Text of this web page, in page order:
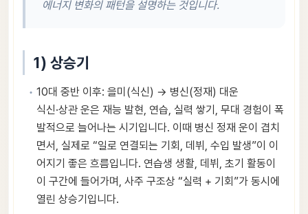
에너지 변화의 패턴을 설명하는 것입니다.
1) 상승기
10대 중반 이후: 을미(식신) → 병신(정재) 대운
식신·상관 운은 재능 발현, 연습, 실력 쌓기, 무대 경험이 폭
발적으로 늘어나는 시기입니다. 이때 병신 정재 운이 겹치
면서, 실제로 “일로 연결되는 기회, 데뷔, 수입 발생”이 이
어지기 좋은 흐름입니다. 연습생 생활, 데뷔, 초기 활동이
이 구간에 들어가며, 사주 구조상 “실력 + 기회”가 동시에
열린 상승기입니다.